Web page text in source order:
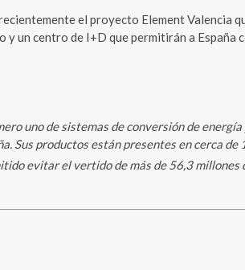
el proyecto Element Valencia
un centro de I+D que permitirán a España
uno de sistemas de conversión de
Sus productos están presentes en cerca
evitar el vertido de más de 56,3 millones